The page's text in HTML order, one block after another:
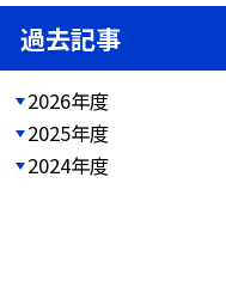
過去記事
2026年度
2025年度
2024年度